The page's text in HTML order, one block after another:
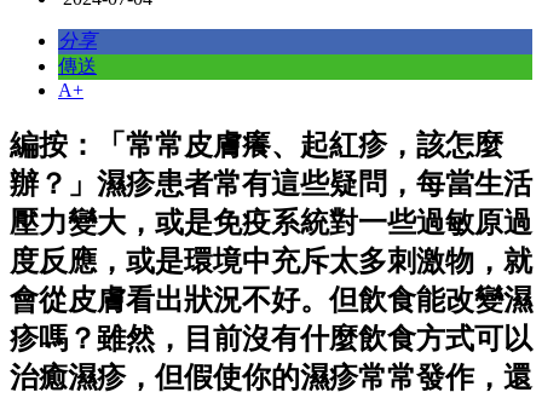
分享
傳送
A+
編按：「常常皮膚癢、起紅疹，該怎麼
辦？」濕疹患者常有這些疑問，每當生活
壓力變大，或是免疫系統對一些過敏原過
度反應，或是環境中充斥太多刺激物，就
會從皮膚看出狀況不好。但飲食能改變濕
疹嗎？雖然，目前沒有什麼飲食方式可以
治癒濕疹，但假使你的濕疹常常發作，還